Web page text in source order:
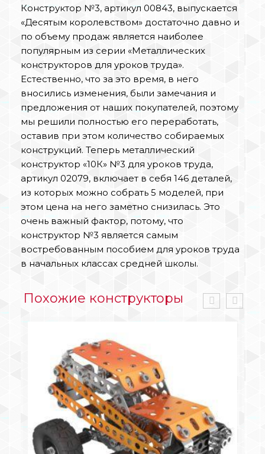
Конструктор №3, артикул 00843, выпускается
«Десятым королевством» достаточно давно и
по объему продаж является наиболее
популярным из серии «Металлических
конструкторов для уроков труда».
Естественно, что за это время, в него
вносились изменения, были замечания и
предложения от наших покупателей, поэтому
мы решили полностью его переработать,
оставив при этом количество собираемых
конструкций. Теперь металлический
конструктор «10К» №3 для уроков труда,
артикул 02079, включает в себя 146 деталей,
из которых можно собрать 5 моделей, при
этом цена на него заметно снизилась. Это
очень важный фактор, потому, что
конструктор №3 является самым
востребованным пособием для уроков труда
в начальных классах средней школы.
Похожие конструкторы